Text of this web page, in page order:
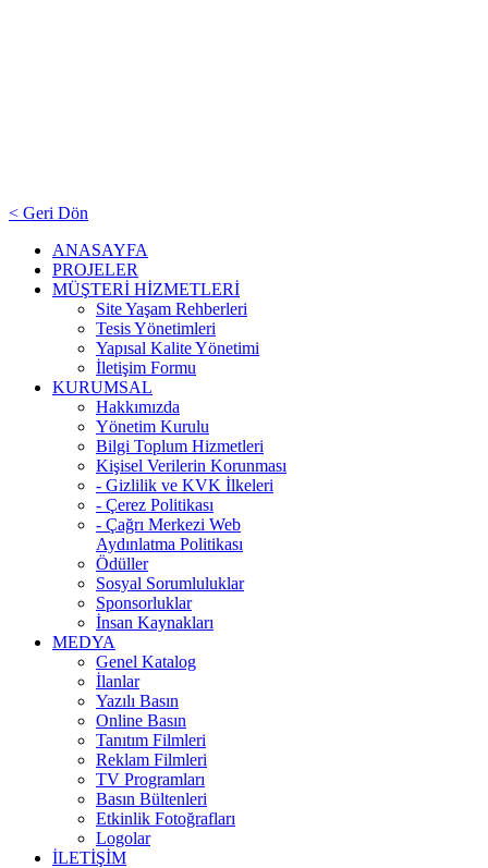
< Geri Dön
ANASAYFA
PROJELER
MÜŞTERİ HİZMETLERİ
Site Yaşam Rehberleri
Tesis Yönetimleri
Yapısal Kalite Yönetimi
İletişim Formu
KURUMSAL
Hakkımızda
Yönetim Kurulu
Bilgi Toplum Hizmetleri
Kişisel Verilerin Korunması
- Gizlilik ve KVK İlkeleri
- Çerez Politikası
- Çağrı Merkezi Web
Aydınlatma Politikası
Ödüller
Sosyal Sorumluluklar
Sponsorluklar
İnsan Kaynakları
MEDYA
Genel Katalog
İlanlar
Yazılı Basın
Online Basın
Tanıtım Filmleri
Reklam Filmleri
TV Programları
Basın Bültenleri
Etkinlik Fotoğrafları
Logolar
İLETİŞİM